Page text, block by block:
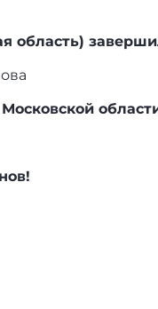
область)